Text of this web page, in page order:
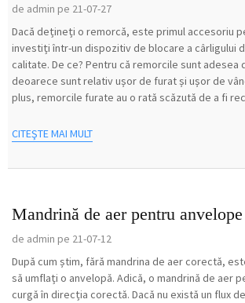
de admin pe 21-07-27
Dacă dețineți o remorcă, este primul accesoriu
investiți într-un dispozitiv de blocare a cârligului
calitate. De ce? Pentru că remorcile sunt
deoarece sunt relativ ușor de furat și ușor de
plus, remorcile furate au o rată scăzută de a fi
CITEŞTE MAI MULT
Mandrină de aer pentru anvelope
de admin pe 21-07-12
După cum știm, fără mandrina de aer corectă,
să umflați o anvelopă. Adică, o mandrină de aer
curgă în direcția corectă. Dacă nu există un flux